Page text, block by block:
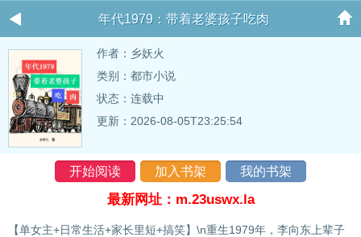
年代1979：带着老婆孩子吃肉
作者： 乡妖火
类别：都市小说
状态：连载中
更新：2026-08-05T23:25:54
开始阅读 加入书架 我的书架
最新网址：m.23uswx.la
【单女主+日常生活+家长里短+搞笑】\n重生1979年，李向东上辈子